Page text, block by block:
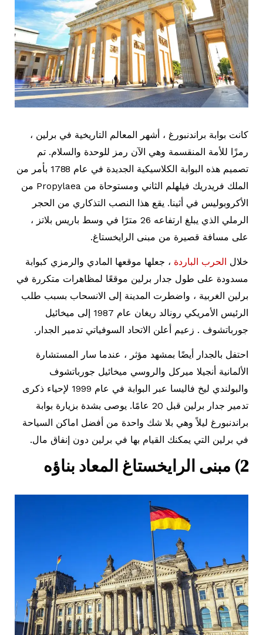
كانت بوابة براندنبورغ ، أشهر المعالم التاريخية في برلين ،
رمزًا للأمة المنقسمة وهي الآن رمز للوحدة والسلام. تم
تصميم هذه البوابة الكلاسيكية الجديدة في عام 1788 بأمر من
الملك فريدريك فيلهلم الثاني ومستوحاة من Propylaea من
الأكروبوليس في أثينا. يقع هذا النصب التذكاري من الحجر
الرملي الذي يبلغ ارتفاعه 26 مترًا في وسط باريس بلاتز ،
على مسافة قصيرة من مبنى الرايخستاغ.
خلال الحرب الباردة ، جعلها موقعها المادي والرمزي كبوابة
مسدودة على طول جدار برلين موقعًا لمظاهرات متكررة في
برلين الغربية ، واضطرت المدينة إلى الانسحاب بسبب طلب
الرئيس الأمريكي رونالد ريغان عام 1987 إلى ميخائيل
جورباتشوف . زعيم أعلن الاتحاد السوفياتي تدمير الجدار.
احتفل بالجدار أيضًا بمشهد مؤثر ، عندما سار المستشارة
الألمانية أنجيلا ميركل والروسي ميخائيل جورباتشوف
والبولندي ليخ فاليسا عبر البوابة في عام 1999 لإحياء ذكرى
تدمير جدار برلين قبل 20 عامًا. يوصى بشدة بزيارة بوابة
براندنبورغ ليلاً وهي بلا شك واحدة من أفضل اماكن السياحة
في برلين التي يمكنك القيام بها في برلين دون إنفاق مال.
2) مبنى الرايخستاغ المعاد بناؤه